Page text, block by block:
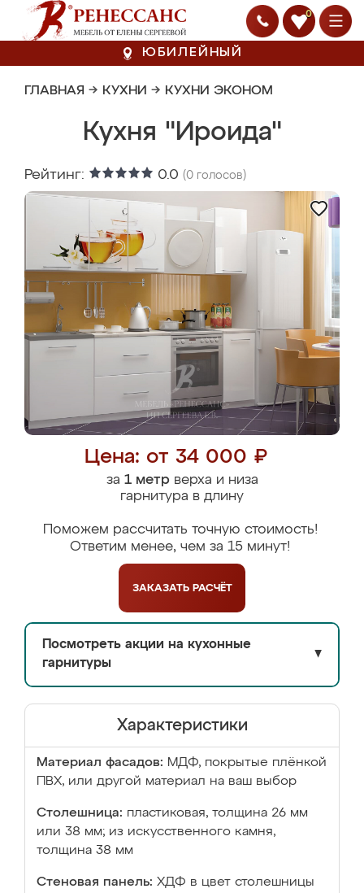
0
ЮБИЛЕЙНЫЙ
ГЛАВНАЯ → КУХНИ → КУХНИ ЭКОНОМ
Кухня "Ироида"
Рейтинг: 0.0 (0 голосов)
Цена: от 34 000 ₽
за 1 метрверха и низа
гарнитура в длину
Поможем рассчитать точную стоимость!
Ответим менее, чем за 15 минут!
ЗАКАЗАТЬ РАСЧЁТ
Посмотреть акции на кухонные
гарнитуры
▼
Характеристики
Материал фасадов: МДФ, покрытые плёнкой
ПВХ, или другой материал на ваш выбор
Столешница: пластиковая, толщина 26 мм
или 38 мм; из искусственного камня,
толщина 38 мм
Стеновая панель: ХДФ в цвет столешницы